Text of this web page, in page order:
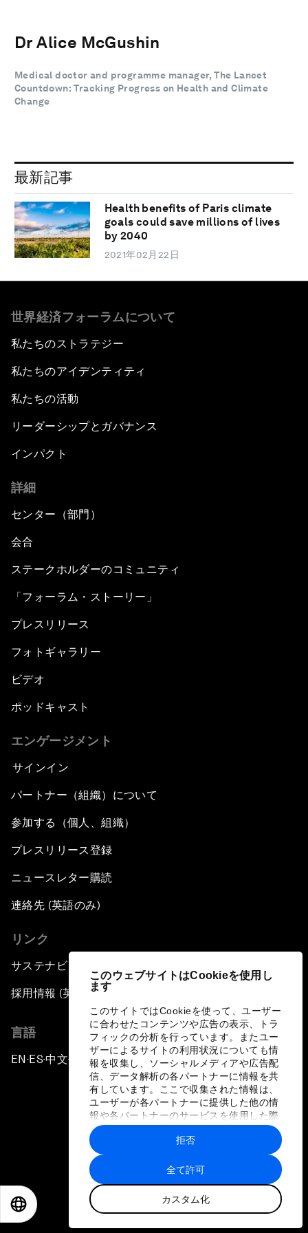
このウェブサイトはCookieを使用し
ます
このサイトではCookieを使って、ユーザー
に合わせたコンテンツや広告の表示、トラ
フィックの分析を行っています。またユー
ザーによるサイトの利用状況についても情
報を収集し、ソーシャルメディアや広告配
信、データ解析の各パートナーに情報を共
有しています。ここで収集された情報は、
ユーザーが各パートナーに提供した他の情
報や各パートナーのサービスを使用した際
に収集された情報と組み合わされ、各パー
トナーによって使用されることがありま
す。
全て許可
カスタム化
拒否
Dr Alice McGushin
Medical doctor and programme manager, The Lancet
Countdown: Tracking Progress on Health and Climate
Change
最新記事
Health benefits of Paris climate
goals could save millions of lives
by 2040
2021年02月22日
世界経済フォーラムについて
私たちのストラテジー
私たちのアイデンティティ
私たちの活動
リーダーシップとガバナンス
インパクト
詳細
センター（部門）
会合
ステークホルダーのコミュニティ
「フォーラム・ストーリー」
プレスリリース
フォトギャラリー
ビデオ
ポッドキャスト
エンゲージメント
サインイン
パートナー（組織）について
参加する（個人、組織）
プレスリリース登録
ニュースレター購読
連絡先 (英語のみ)
リンク
サステナビリティへの取り組み
採用情報 (英語のみ)
言語
EN ▪ ES▪中文▪ 日本語
プライバシーポリシーと利用規約
サイトマップ
©
世界経済フォーラム